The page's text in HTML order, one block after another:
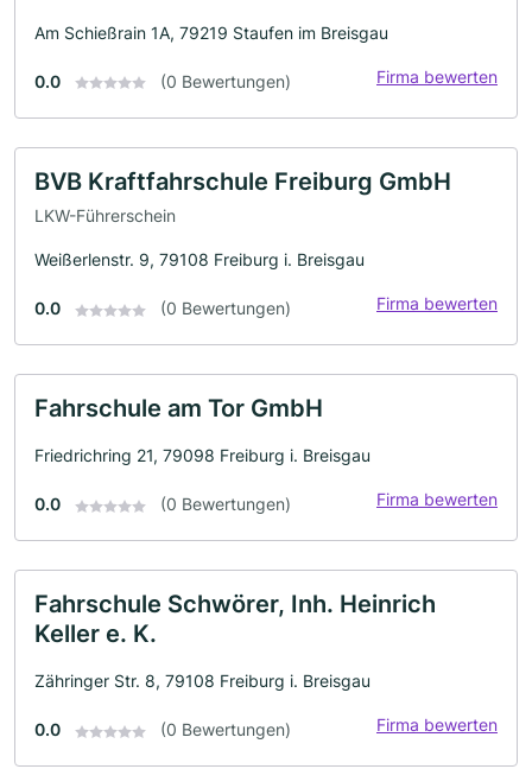
Am Schießrain 1A, 79219 Staufen im Breisgau
0.0 (0 Bewertungen) Firma bewerten
BVB Kraftfahrschule Freiburg GmbH
LKW-Führerschein
Weißerlenstr. 9, 79108 Freiburg i. Breisgau
0.0 (0 Bewertungen) Firma bewerten
Fahrschule am Tor GmbH
Friedrichring 21, 79098 Freiburg i. Breisgau
0.0 (0 Bewertungen) Firma bewerten
Fahrschule Schwörer, Inh. Heinrich
Keller e. K.
Zähringer Str. 8, 79108 Freiburg i. Breisgau
0.0 (0 Bewertungen) Firma bewerten